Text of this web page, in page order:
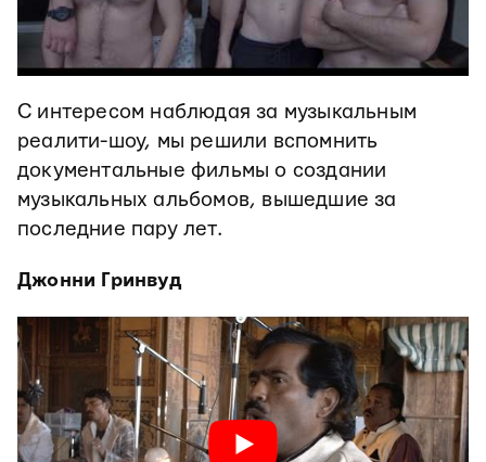
С интересом наблюдая за музыкальным
реалити-шоу, мы решили вспомнить
документальные фильмы о создании
музыкальных альбомов, вышедшие за
последние пару лет.
Джонни Гринвуд